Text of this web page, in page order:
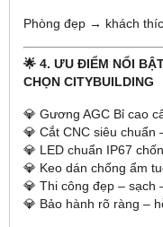
Phòng đẹp → khách
🌟 4. ƯU ĐIỂM NỔI
CHỌN CITYBUILDING
💎 Gương AGC Bỉ cao
💎 Cắt CNC siêu chuẩn
💎 LED chuẩn IP67
💎 Keo dán chống ẩm
💎 Thi công đẹp – sạch
💎 Bảo hành rõ ràng –